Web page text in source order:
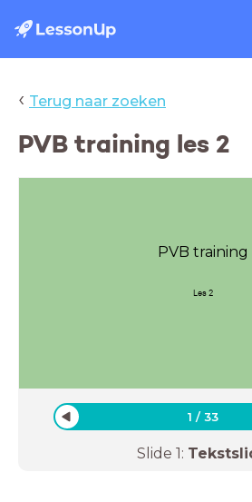
‹ Terug naar zoeken
PVB training les 2
PVB training
Les 2
1 /33
Slide 1: